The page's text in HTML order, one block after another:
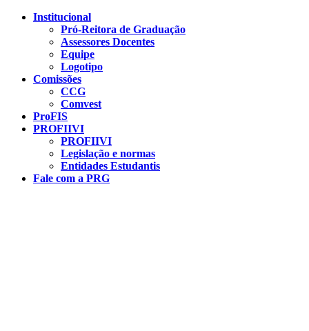
Conteúdo principal
Institucional
Pró-Reitora de Graduação
Assessores Docentes
Equipe
Logotipo
Comissões
CCG
Comvest
ProFIS
PROFIIVI
PROFIIVI
Legislação e normas
Entidades Estudantis
Fale com a PRG